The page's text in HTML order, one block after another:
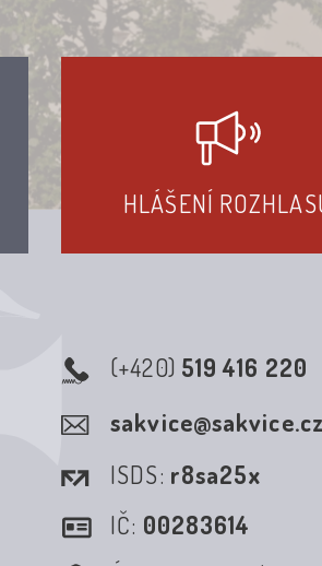
HLÁŠENÍ
(+420) 519 416 220
sakvice@sakvice.cz
ISDS: r8sa25x
IČ: 00283614